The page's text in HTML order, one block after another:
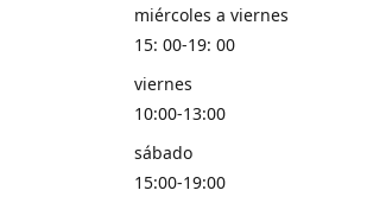
miércoles a viernes
15: 00-19: 00
viernes
10:00-13:00
sábado
15:00-19:00